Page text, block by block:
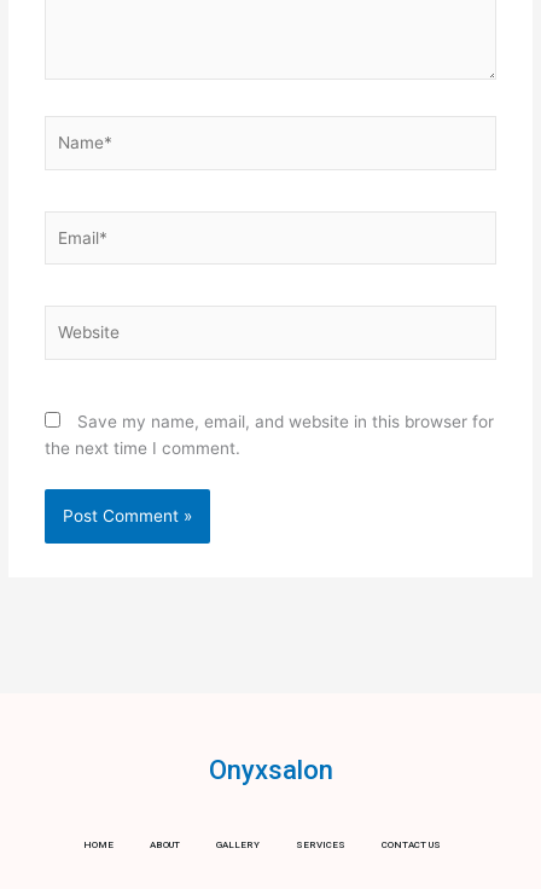
Save my name, email, and website in this browser for
the next time I comment.
Onyxsalon
HOME ABOUT GALLERY SERVICES CONTACT US